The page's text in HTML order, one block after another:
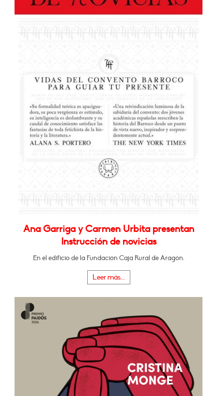
Ana Garriga y Carmen Urbita presentan
Instrucción de novicias
En el edificio de la Fundación Caja Rural de Aragón.
Leer más...